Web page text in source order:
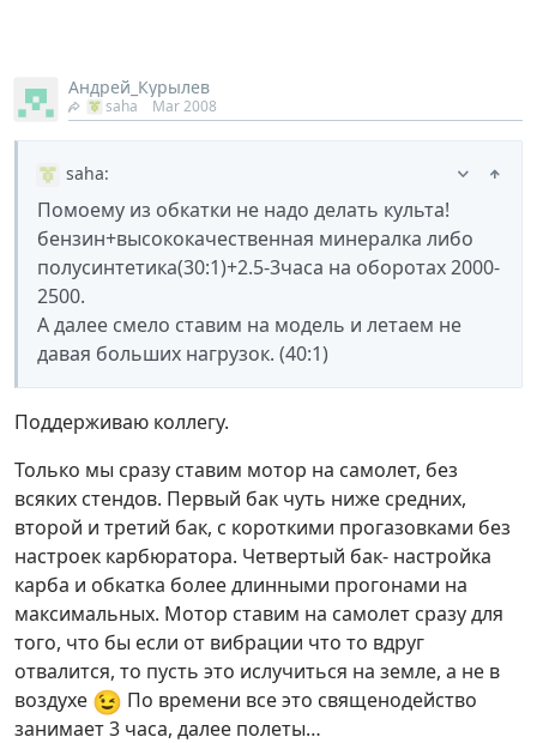
Андрей_Курылев
saha Mar 2008
saha:
Помоему из обкатки не надо делать культа!
бензин+высококачественная минералка либо
полусинтетика(30:1)+2.5-3часа на оборотах 2000-
2500.
А далее смело ставим на модель и летаем не
давая больших нагрузок. (40:1)
Поддерживаю коллегу.
Только мы сразу ставим мотор на самолет, без
всяких стендов. Первый бак чуть ниже средних,
второй и третий бак, с короткими прогазовками без
настроек карбюратора. Четвертый бак- настройка
карба и обкатка более длинными прогонами на
максимальных. Мотор ставим на самолет сразу для
того, что бы если от вибрации что то вдруг
отвалится, то пусть это ислучиться на земле, а не в
воздухе 😉 По времени все это священодейство
занимает 3 часа, далее полеты…